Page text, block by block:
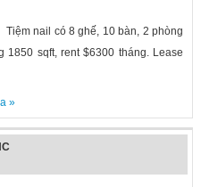
nail có 8 ghế, 10 bàn, 2 phòng
1850 sqft, rent $6300 tháng. Lease
»